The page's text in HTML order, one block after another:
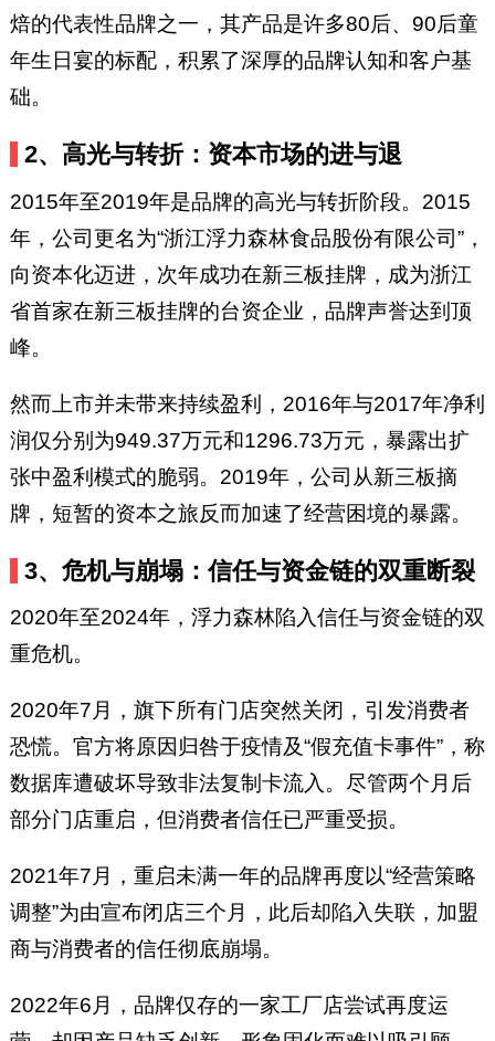
焙的代表性品牌之一，其产品是许多80后、90后童
年生日宴的标配，积累了深厚的品牌认知和客户基
础。
2、高光与转折：资本市场的进与退
2015年至2019年是品牌的高光与转折阶段。2015
年，公司更名为“浙江浮力森林食品股份有限公司”，
向资本化迈进，次年成功在新三板挂牌，成为浙江
省首家在新三板挂牌的台资企业，品牌声誉达到顶
峰。
然而上市并未带来持续盈利，2016年与2017年净利
润仅分别为949.37万元和1296.73万元，暴露出扩
张中盈利模式的脆弱。2019年，公司从新三板摘
牌，短暂的资本之旅反而加速了经营困境的暴露。
3、危机与崩塌：信任与资金链的双重断裂
2020年至2024年，浮力森林陷入信任与资金链的双
重危机。
2020年7月，旗下所有门店突然关闭，引发消费者
恐慌。官方将原因归咎于疫情及“假充值卡事件”，称
数据库遭破坏导致非法复制卡流入。尽管两个月后
部分门店重启，但消费者信任已严重受损。
2021年7月，重启未满一年的品牌再度以“经营策略
调整”为由宣布闭店三个月，此后却陷入失联，加盟
商与消费者的信任彻底崩塌。
2022年6月，品牌仅存的一家工厂店尝试再度运